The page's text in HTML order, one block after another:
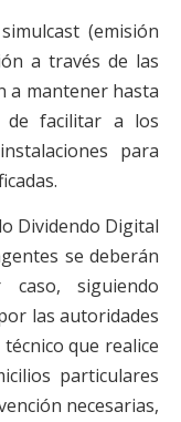
(emisión
a través de las
a mantener hasta
facilitar a los
para
Dividendo Digital
se deberán
caso, siguiendo
las autoridades
que realice
particulares
necesarias,